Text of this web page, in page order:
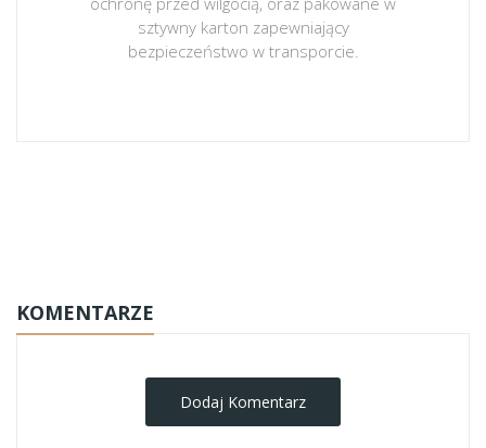
sztywny karton zapewniający
bezpieczeństwo w transporcie.
KOMENTARZE
Dodaj Komentarz